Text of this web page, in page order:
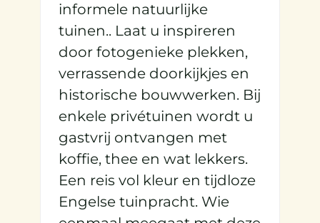
informele natuurlijke
tuinen.. Laat u inspireren
door fotogenieke plekken,
verrassende doorkijkjes en
historische bouwwerken. Bij
enkele privétuinen wordt u
gastvrij ontvangen met
koffie, thee en wat lekkers.
Een reis vol kleur en tijdloze
Engelse tuinpracht. Wie